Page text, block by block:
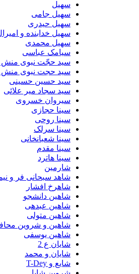
سهیل جامی
سهیل حیدری
سهیل خدابنده و امیرال و طرفه
سهیل محمدی
سیامک عباسی
سید حجّت نبوی منش «کاوه»
سید حجت نبوی منش ( کاوه )
سید حسین حسینى
سید سجاد میر علائی
سیروان خسروی
سینا حجازی
سینا روحی
سینا سرلک
سینا شعبانخانی
سینا مقدم
سینا هاترد
شارمین
شاهد سبحانی فر و نیما تاری
شاهرخ افشار
شاهین دانشجو
شاهین عبدهی
شاهین متولی
شاهین و شروین محافظت کار
شاهین یوسفی
شایان ع 2
شایان و محمد
شایع و T-Dey